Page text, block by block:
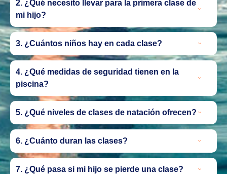
2. ¿Qué necesito llevar para la primera clase de
mi hijo?
3. ¿Cuántos niños hay en cada clase?
4. ¿Qué medidas de seguridad tienen en la
piscina?
5. ¿Qué niveles de clases de natación ofrecen?
6. ¿Cuánto duran las clases?
7. ¿Qué pasa si mi hijo se pierde una clase?